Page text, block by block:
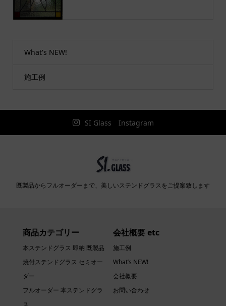
What's NEW!
施工例
SI Glass Instagram
既製品からフルオーダーまで、美しいステンドグラスをご提案致します
商品カテゴリー
本ステンドグラス 即納 既製品
焼付ステンドグラス セミオー
ダー
フルオーダー 本ステンドグラ
ス
会社概要 etc
施工例
What’s NEW!
会社概要
お問い合わせ